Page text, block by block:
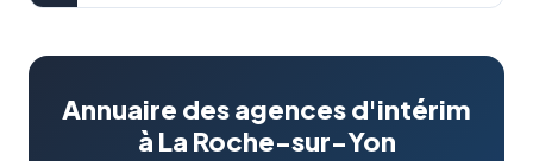
Annuaire des agences d'intérim
à La Roche-sur-Yon